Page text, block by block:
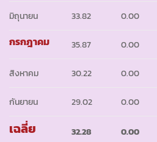
มิถุนายน 33.82 0.00
กรกฎาคม 35.87 0.00
สิงหาคม 30.22 0.00
กันยายน 29.02 0.00
เฉลี่ย 32.28 0.00